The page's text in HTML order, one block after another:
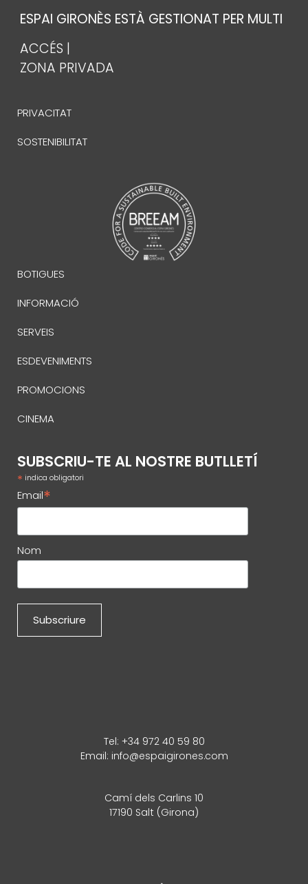
ESPAI GIRONÈS ESTÀ GESTIONAT PER MULTI
ACCÉS |
ZONA PRIVADA
Tel: +34 972 40 59 80
Email: info@espaigirones.com
Camí dels Carlins 10
17190 Salt (Girona)
SUBSCRIU-TE AL NOSTRE BUTLLETÍ
* indica obligatori
Email*
Nom
BOTIGUES
INFORMACIÓ
SERVEIS
ESDEVENIMENTS
PROMOCIONS
CINEMA
PRIVACITAT
SOSTENIBILITAT